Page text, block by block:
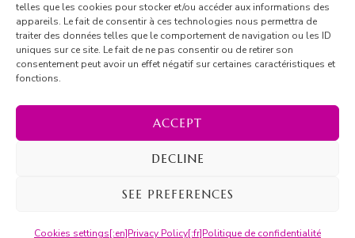
telles que les cookies pour stocker et/ou accéder aux informations des
appareils. Le fait de consentir à ces technologies nous permettra de
traiter des données telles que le comportement de navigation ou les ID
uniques sur ce site. Le fait de ne pas consentir ou de retirer son
consentement peut avoir un effet négatif sur certaines caractéristiques et
fonctions.
ACCEPT
DECLINE
SEE PREFERENCES
Cookies settings[:en]Privacy Policy[:fr]Politique de confidentialité
© Copyright 2026Marion Barrique. All Rights Reserved.